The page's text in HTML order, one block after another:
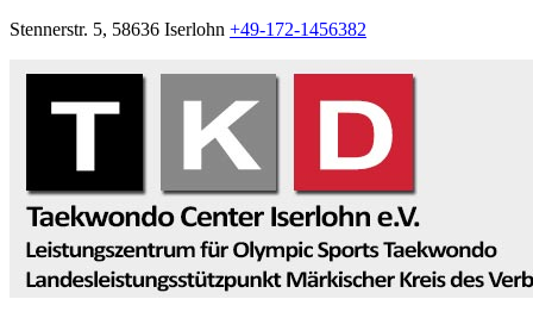
Stennerstr. 5, 58636 Iserlohn +49-172-1456382